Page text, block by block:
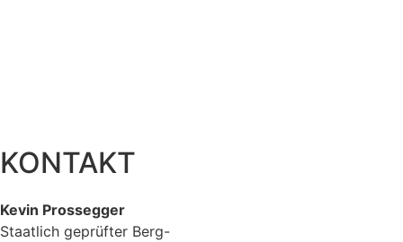
KONTAKT
Kevin Prossegger
Staatlich geprüfter Berg-